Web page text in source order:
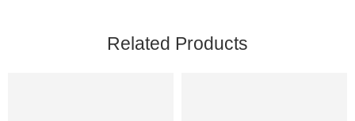
Related Products